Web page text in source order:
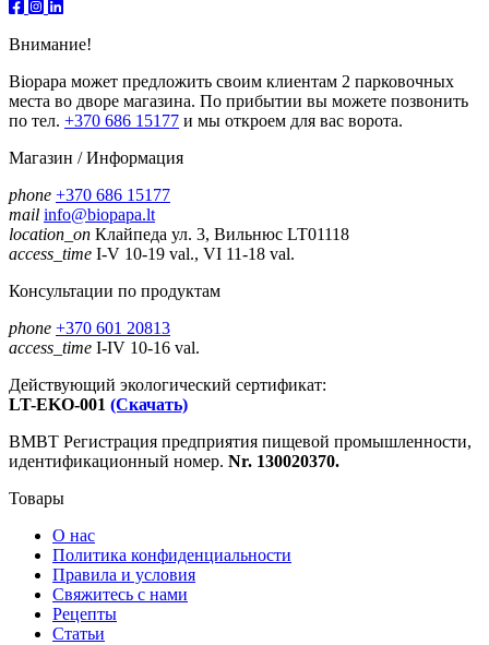
Внимание!
Biopapa может предложить своим клиентам 2 парковочных
места во дворе магазина. По прибытии вы можете позвонить
по тел. +370 686 15177 и мы откроем для вас ворота.
Магазин / Информация
phone +370 686 15177
mail info@biopapa.lt
location_on Клайпеда ул. 3, Вильнюс LT01118
access_time I-V 10-19 val., VI 11-18 val.
Консультации по продуктам
phone +370 601 20813
access_time I-IV 10-16 val.
Действующий экологический сертификат:
LT-EKO-001 (Скачать)
ВМВТ Регистрация предприятия пищевой промышленности,
идентификационный номер. Nr. 130020370.
Товары
О нас
Политика конфиденциальности
Правила и условия
Свяжитесь с нами
Рецепты
Статьи